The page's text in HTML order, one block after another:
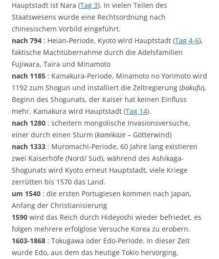
Hauptstadt ist Nara (Tag 3). In vielen Teilen des
Staatswesens wurde eine Rechtsordnung nach
chinesischem Vorbild eingeführt.
nach 794 : Heian-Periode, Kyoto wird Hauptstadt (Tag 4-6),
faktische Machtübernahme durch die Adelsfamilien
Fujiwara, Taira und Minamoto
nach 1185 : Kamakura-Periode, Minamoto no Yorimoto wird
1192 zum Shogun und installiert die Zeltregierung (bakufu),
Beginn des Shogunats, der Kaiser hat keinen Einfluss
mehr, Kamakura wird Hauptstadt (Tag 14).
nach 1280 : scheitern mongolische Invasionsversuche,
einer durch einen Sturm (kamikaze – Götterwind)
nach 1333 : Muromachi-Periode, 60 Jahre lang existieren
zwei Kaiserhöfe (Nord/ Süd), während des Ashikaga-
Shogunats wird Kyoto erneut Hauptstadt, viele Kriege
zerrütten bis 1570 das Land.
um 1540 : die ersten Portugiesen kommen nach Japan,
Anfang der Christianisierung
1590 wird das Reich durch Hideyoshi wieder befriedet, es
folgen mehrere erfolglose Versuche Korea zu erobern.
1603-1868 : Tokugawa oder Edo-Periode. In dieser Zeit
wurde Edo, aus dem das heutige Tokio hervorging,